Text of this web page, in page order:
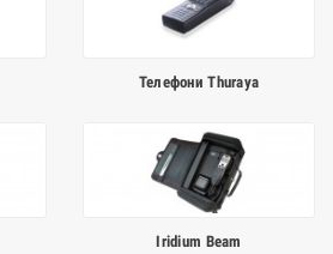
Телефони Thuraya
Iridium Beam